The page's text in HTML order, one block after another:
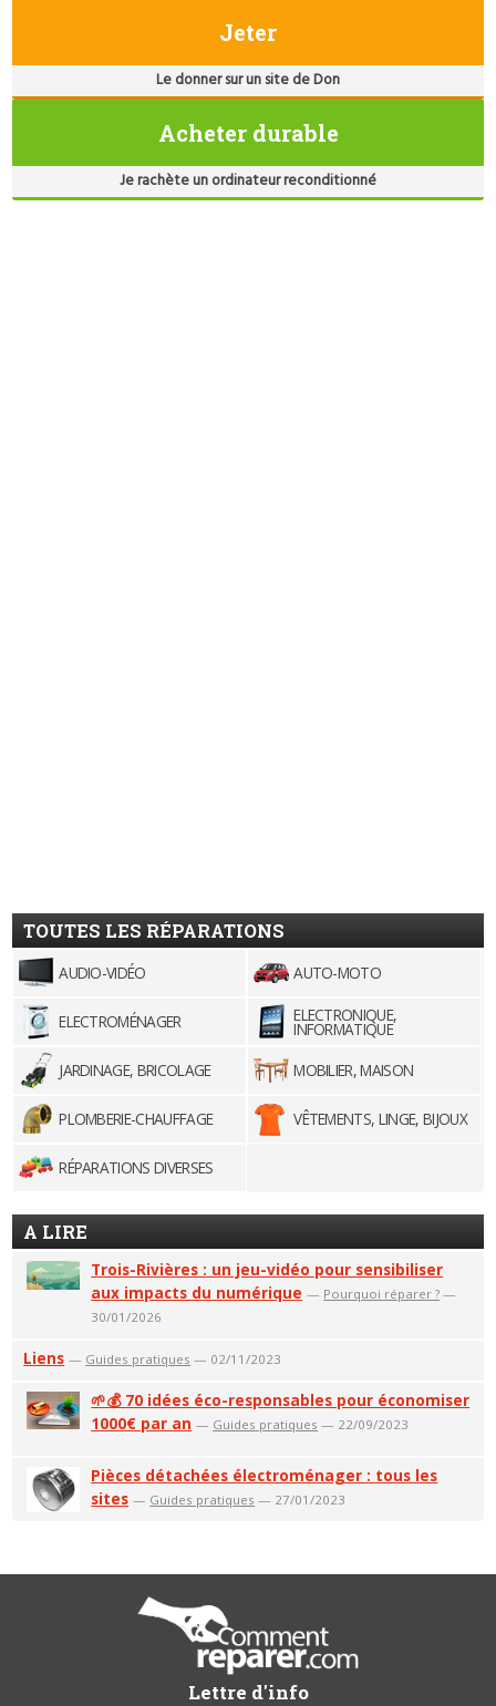
Jeter
Le donner sur un site de Don
Acheter durable
Je rachète un ordinateur reconditionné
TOUTES LES RÉPARATIONS
AUDIO-VIDÉO AUTO-MOTO
ELECTROMÉNAGER ELECTRONIQUE,
INFORMATIQUE
JARDINAGE, BRICOLAGE
MOBILIER, MAISON
PLOMBERIE-CHAUFFAGE VÊTEMENTS, LINGE, BIJOUX
RÉPARATIONS DIVERSES
A LIRE
Trois-Rivières : un jeu-vidéo pour sensibiliser
aux impacts du numérique — Pourquoi réparer ? —
30/01/2026
Liens — Guides pratiques — 02/11/2023
🌱💰 70 idées éco-responsables pour économiser
1000€ par an — Guides pratiques — 22/09/2023
Pièces détachées électroménager : tous les
sites — Guides pratiques — 27/01/2023
Lettre d'info